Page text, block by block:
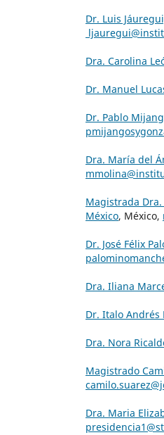
Dr. Luis
Dra. Carolina
Dr. Manuel
Dr. Pablo
Dra. María del
Magistrada
México, México,
Dr. José Félix
Dra. Iliana
Dr. Italo Andrés
Dra. Nora
Magistrado
Dra. Maria